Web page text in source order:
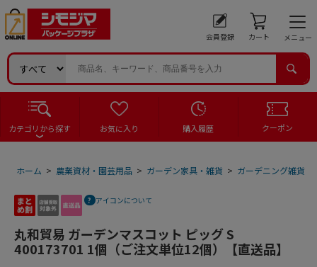
会員登録 カート メニュー
カテゴリから探す お気に入り 購入履歴 クーポン
ホーム > 農業資材・園芸用品 > ガーデン家具・雑貨 > ガーデニング雑貨
アイコンについて
丸和貿易 ガーデンマスコット ピッグ S
400173701 1個（ご注文単位12個）【直送品】